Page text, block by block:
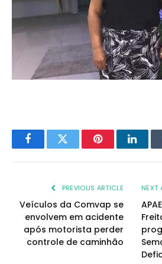
FacebookTwitter Pinterest
PREVIOUS ARTICLE
Veículos da Comvap se
envolvem em acidente
após motorista perder
controle de caminhão
NEXT